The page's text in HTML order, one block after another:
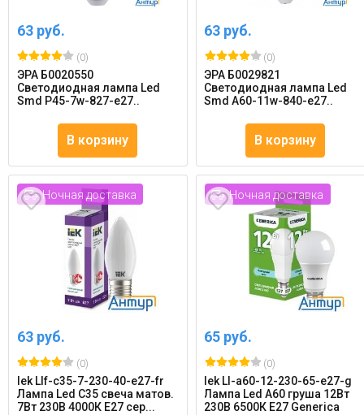
63 руб.
(0)
ЭРА Б0020550
Светодиодная лампа Led
Smd P45-7w-827-e27..
В корзину
63 руб.
(0)
ЭРА Б0029821
Светодиодная лампа Led
Smd A60-11w-840-e27..
В корзину
Ночная доставка
63 руб.
(0)
Iek Llf-c35-7-230-40-e27-fr
Лампа Led C35 свеча матов.
7Вт 230В 4000К E27 сер...
Ночная доставка
65 руб.
(0)
Iek Ll-a60-12-230-65-e27-g
Лампа Led A60 груша 12Вт
230В 6500К E27 Generica